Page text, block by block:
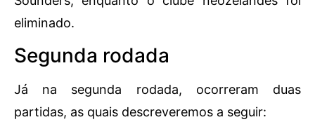
eliminado.
Segunda rodada
Já na segunda rodada, ocorreram duas
partidas, as quais descreveremos a seguir: